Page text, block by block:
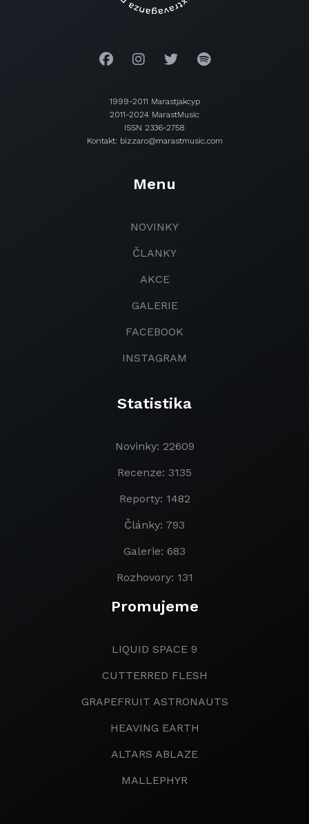
1999-2011 Marastjakcyp
2011-2024 MarastMusic
ISSN 2336-2758
Kontakt: bizzaro@marastmusic.com
Menu
NOVINKY
ČLANKY
AKCE
GALERIE
FACEBOOK
INSTAGRAM
Statistika
Novinky: 22609
Recenze: 3135
Reporty: 1482
Články: 793
Galerie: 683
Rozhovory: 131
Promujeme
LIQUID SPACE 9
CUTTERRED FLESH
GRAPEFRUIT ASTRONAUTS
HEAVING EARTH
ALTARS ABLAZE
MALLEPHYR